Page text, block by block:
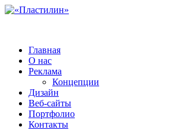
Главная
О нас
Реклама
Концепции
Дизайн
Веб-сайты
Портфолио
Контакты